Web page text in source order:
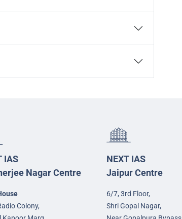
IAS
Nagar Centre
Colony,
NEXT IAS
Jaipur Centre
6/7, 3rd Floor,
Shri Gopal Nagar,